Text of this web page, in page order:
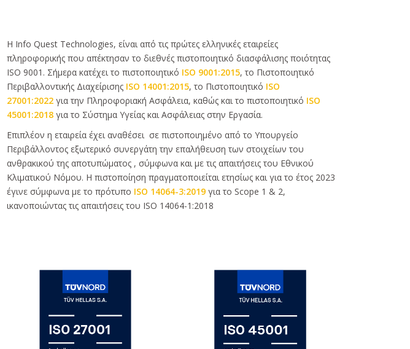
Η Info Quest Technologies, είναι από τις πρώτες ελληνικές εταιρείες
πληροφορικής που απέκτησαν το διεθνές πιστοποιητικό διασφάλισης ποιότητας
ISO 9001. Σήμερα κατέχει το πιστοποιητικό ISO 9001:2015, το Πιστοποιητικό
Περιβαλλοντικής Διαχείρισης ISO 14001:2015, το Πιστοποιητικό ISO
27001:2022 για την Πληροφοριακή Ασφάλεια, καθώς και το πιστοποιητικό ISO
45001:2018 για το Σύστημα Υγείας και Ασφάλειας στην Εργασία.
Επιπλέον η εταιρεία έχει αναθέσει σε πιστοποιημένο από το Υπουργείο
Περιβάλλοντος εξωτερικό συνεργάτη την επαλήθευση των στοιχείων του
ανθρακικού της αποτυπώματος , σύμφωνα και με τις απαιτήσεις του Εθνικού
Κλιματικού Νόμου. Η πιστοποίηση πραγματοποιείται ετησίως και για το έτος 2023
έγινε σύμφωνα με το πρότυπο ISO 14064-3:2019 για το Scope 1 & 2,
ικανοποιώντας τις απαιτήσεις του ISO 14064-1:2018